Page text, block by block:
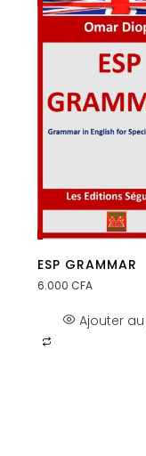
ESP GRAMMAR
6.000 CFA
Ajouter